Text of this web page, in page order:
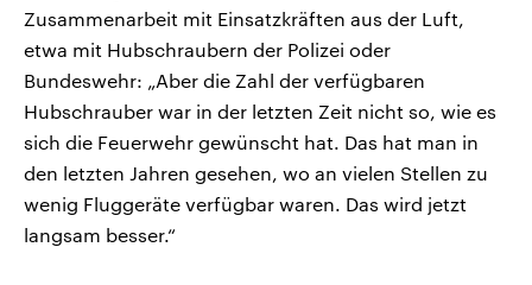
Zusammenarbeit mit Einsatzkräften aus der Luft,
etwa mit Hubschraubern der Polizei oder
Bundeswehr: „Aber die Zahl der verfügbaren
Hubschrauber war in der letzten Zeit nicht so, wie es
sich die Feuerwehr gewünscht hat. Das hat man in
den letzten Jahren gesehen, wo an vielen Stellen zu
wenig Fluggeräte verfügbar waren. Das wird jetzt
langsam besser.“